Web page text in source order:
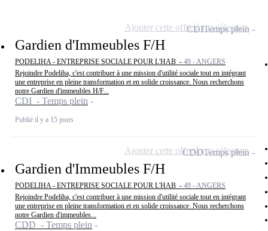
Gardien d'Immeubles F/H
PODELIHA - ENTREPRISE SOCIALE POUR L'HAB - 49 - ANGERS
Rejoindre Podeliha, c'est contribuer à une mission d'utilité sociale tout en intégrant
une entreprise en pleine transformation et en solide croissance. Nous recherchons
notre Gardien d'immeubles H/F...
CDI - Temps plein
Publié il y a 15 jours
CDITemps plein
Ajouter cette offre à ma sélection
Gardien d'Immeubles F/H
PODELIHA - ENTREPRISE SOCIALE POUR L'HAB - 49 - ANGERS
Rejoindre Podeliha, c'est contribuer à une mission d'utilité sociale tout en intégrant
une entreprise en pleine transformation et en solide croissance. Nous recherchons
notre Gardien d'immeubles...
CDD - Temps plein
CDDTemps plein
Ajouter cette offre à ma sélection